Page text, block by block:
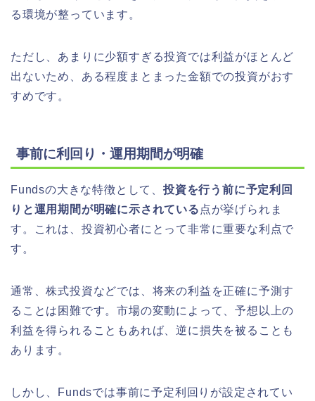
る環境が整っています。
ただし、あまりに少額すぎる投資では利益がほとんど
出ないため、ある程度まとまった金額での投資がおす
すめです。
事前に利回り・運用期間が明確
Fundsの大きな特徴として、 投資を行う前に予定利回
りと運用期間が明確に示されている 点が挙げられま
す。これは、投資初心者にとって非常に重要な利点で
す。
通常、株式投資などでは、将来の利益を正確に予測す
ることは困難です。市場の変動によって、予想以上の
利益を得られることもあれば、逆に損失を被ることも
あります。
しかし、Fundsでは事前に予定利回りが設定されてい